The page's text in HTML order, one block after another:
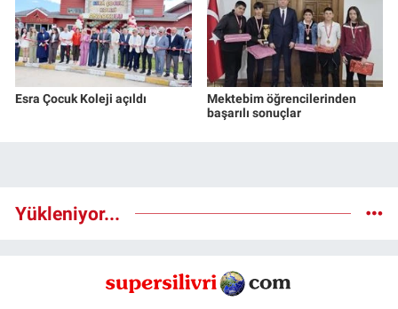
Esra Çocuk Koleji açıldı
Mektebim öğrencilerinden
başarılı sonuçlar
Yükleniyor...